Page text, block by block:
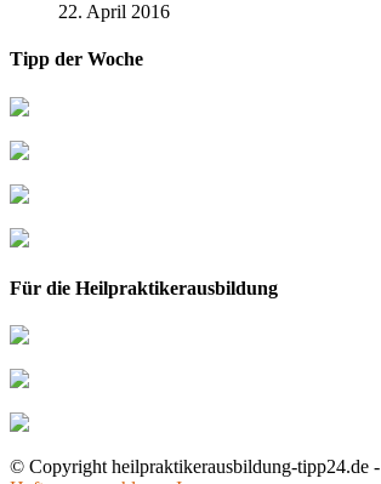
22. April 2016
Tipp der Woche
Für die Heilpraktikerausbildung
© Copyright heilpraktikerausbildung-tipp24.de -